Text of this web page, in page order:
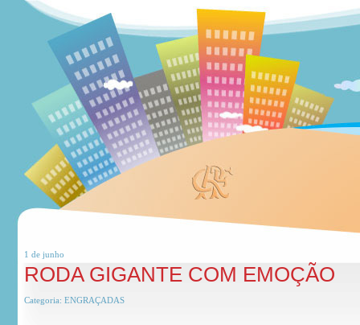
1 de junho
RODA GIGANTE COM EMOÇÃO
Categoria: ENGRAÇADAS